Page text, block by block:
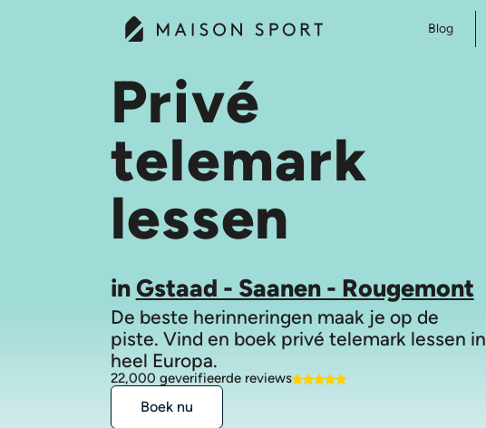
Blog
Privé
telemark
lessen
inGstaad - Saanen - Rougemont
De beste herinneringen maak je op de
piste. Vind en boek privé telemark lessen in
heel Europa.
22,000 geverifieerde reviews
Boek nu